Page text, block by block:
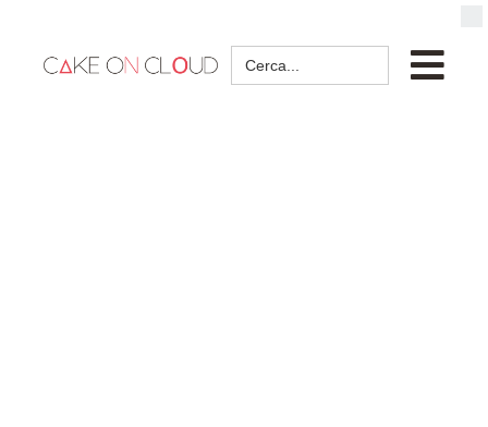
Search
for: